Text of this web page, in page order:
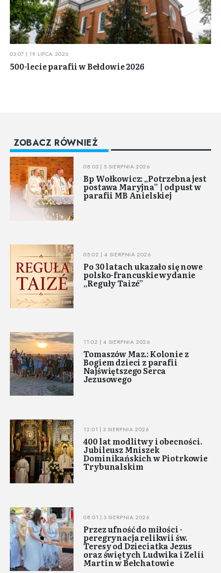
03:07 | 19 LIPCA 2026
500-lecie parafii w Bełdowie 2026
ZOBACZ RÓWNIEŻ
08:03 | 5 SIERPNIA 2026
Bp Wołkowicz: „Potrzebna jest
postawa Maryjna” | odpust w
parafii MB Anielskiej
05:02 | 4 SIERPNIA 2026
Po 30 latach ukazało się nowe
polsko-francuskie wydanie
„Reguły Taizé”
11:02 | 4 SIERPNIA 2026
Tomaszów Maz.: Kolonie z
Bogiem dzieci z parafii
Najświętszego Serca
Jezusowego
12:01 | 3 SIERPNIA 2026
400 lat modlitwy i obecności.
Jubileusz Mniszek
Dominikańskich w Piotrkowie
Trybunalskim
08:01 | 3 SIERPNIA 2026
Przez ufność do miłości -
peregrynacja relikwii św.
Teresy od Dzieciatka Jezus
oraz świętych Ludwika i Zelii
Martin w Bełchatowie